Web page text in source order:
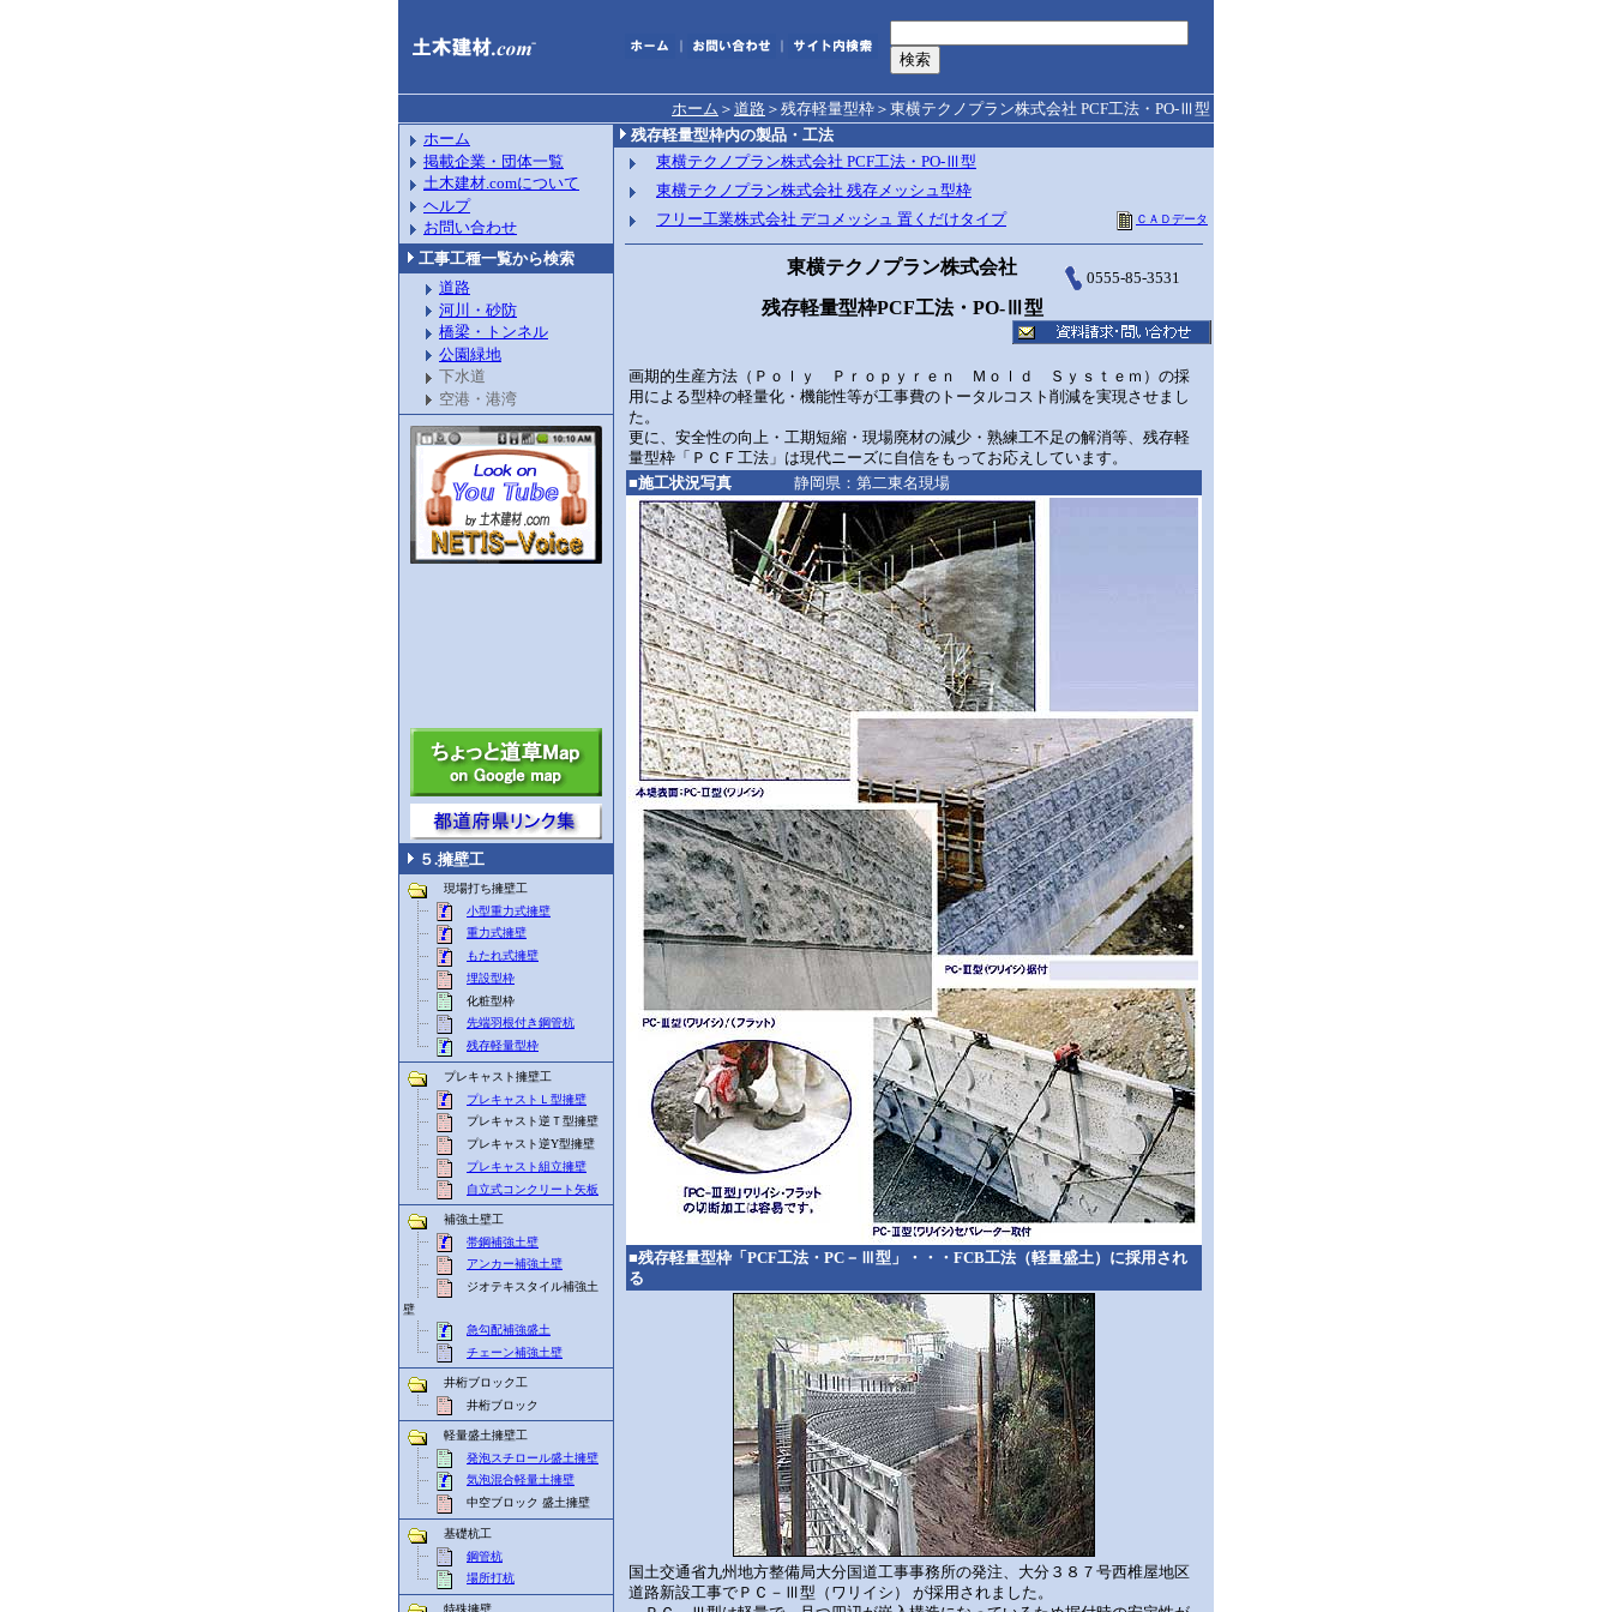
｜ ｜
ホーム ＞ 道路 ＞ 残存軽量型枠＞東横テクノプラン株式会社 PCF工法・PO-Ⅲ型
ホーム
掲載企業・団体一覧
土木建材.comについて
ヘルプ
お問い合わせ
工事工種一覧から検索
道路
河川・砂防
橋梁・トンネル
公園緑地
下水道
空港・港湾
５.擁壁工
現場打ち擁壁工
小型重力式擁壁
重力式擁壁
もたれ式擁壁
埋設型枠
化粧型枠
先端羽根付き鋼管杭
残存軽量型枠
プレキャスト擁壁工
プレキャストＬ型擁壁
プレキャスト逆Ｔ型擁壁
プレキャスト逆Y型擁壁
プレキャスト組立擁壁
自立式コンクリート矢板
補強土壁工
帯鋼補強土壁
アンカー補強土壁
ジオテキスタイル補強土
壁
急勾配補強盛土
チェーン補強土壁
井桁ブロック工
井桁ブロック
軽量盛土擁壁工
発泡スチロール盛土擁壁
気泡混合軽量土擁壁
中空ブロック 盛土擁壁
基礎杭工
鋼管杭
場所打杭
特殊擁壁
残存軽量型枠内の製品・工法
東横テクノプラン株式会社 PCF工法・PO-Ⅲ型
東横テクノプラン株式会社 残存メッシュ型枠
フリー工業株式会社 デコメッシュ 置くだけタイプ
ＣＡＤデータ
東横テクノプラン株式会社
残存軽量型枠PCF工法・PO-Ⅲ型
0555-85-3531
画期的生産方法（Ｐｏｌｙ Ｐｒｏｐｙｒｅｎ Ｍｏｌｄ Ｓｙｓｔｅｍ）の採
用による型枠の軽量化・機能性等が工事費のトータルコスト削減を実現させまし
た。
更に、安全性の向上・工期短縮・現場廃材の減少・熟練工不足の解消等、残存軽
量型枠「ＰＣＦ工法」は現代ニーズに自信をもってお応えしています。
■施工状況写真 静岡県：第二東名現場
■残存軽量型枠「PCF工法・PC－Ⅲ型」・・・FCB工法（軽量盛土）に採用され
る
国土交通省九州地方整備局大分国道工事事務所の発注、大分３８７号西椎屋地区
道路新設工事でＰＣ－Ⅲ型（ワリイシ） が採用されました。